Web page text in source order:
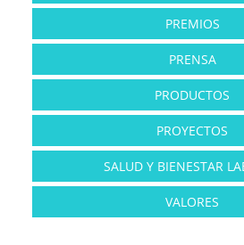
PREMIOS
PRENSA
PRODUCTOS
PROYECTOS
SALUD Y BIENESTAR
VALORES